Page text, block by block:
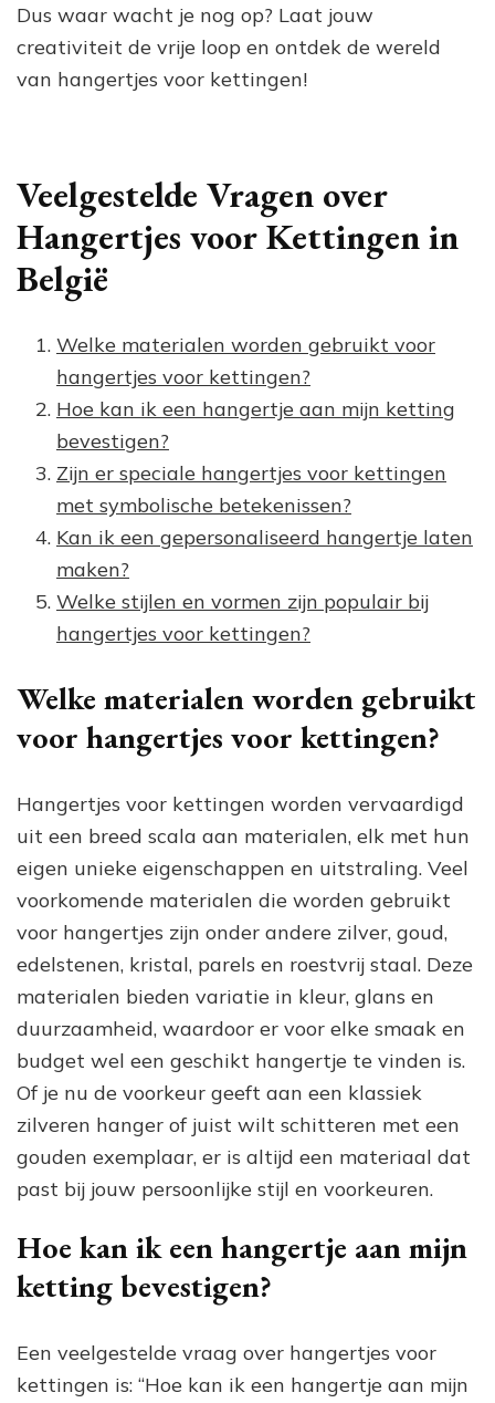
Dus waar wacht je nog op? Laat jouw
creativiteit de vrije loop en ontdek de wereld
van hangertjes voor kettingen!
Veelgestelde Vragen over
Hangertjes voor Kettingen in
België
Welke materialen worden gebruikt voor
hangertjes voor kettingen?
Hoe kan ik een hangertje aan mijn ketting
bevestigen?
Zijn er speciale hangertjes voor kettingen
met symbolische betekenissen?
Kan ik een gepersonaliseerd hangertje laten
maken?
Welke stijlen en vormen zijn populair bij
hangertjes voor kettingen?
Welke materialen worden gebruikt
voor hangertjes voor kettingen?
Hangertjes voor kettingen worden vervaardigd
uit een breed scala aan materialen, elk met hun
eigen unieke eigenschappen en uitstraling. Veel
voorkomende materialen die worden gebruikt
voor hangertjes zijn onder andere zilver, goud,
edelstenen, kristal, parels en roestvrij staal. Deze
materialen bieden variatie in kleur, glans en
duurzaamheid, waardoor er voor elke smaak en
budget wel een geschikt hangertje te vinden is.
Of je nu de voorkeur geeft aan een klassiek
zilveren hanger of juist wilt schitteren met een
gouden exemplaar, er is altijd een materiaal dat
past bij jouw persoonlijke stijl en voorkeuren.
Hoe kan ik een hangertje aan mijn
ketting bevestigen?
Een veelgestelde vraag over hangertjes voor
kettingen is: “Hoe kan ik een hangertje aan mijn